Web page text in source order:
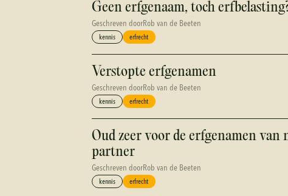
Geen erfgenaam, toch
Geschreven doorRob van de Beeten
kennis erfrecht
Verstopte erfgenamen
Geschreven doorRob van de Beeten
kennis erfrecht
Oud zeer voor de erfgenamen van
partner
Geschreven doorRob van de Beeten
kennis erfrecht